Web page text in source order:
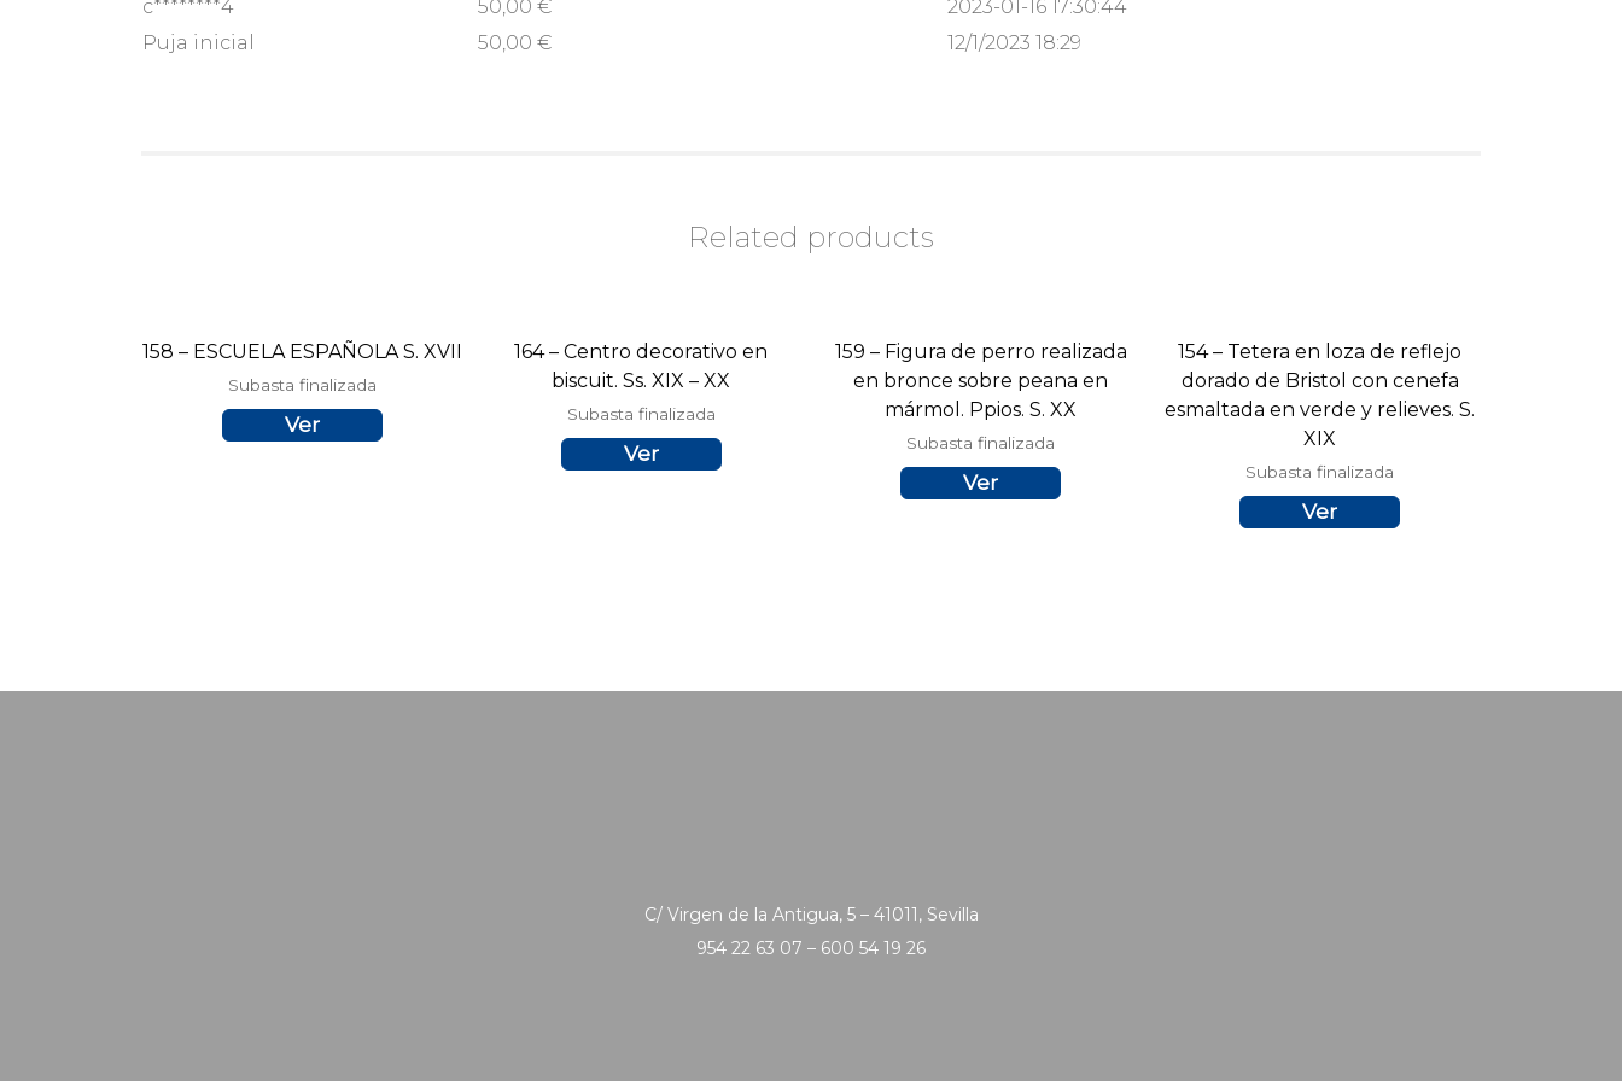
c********4
50,00 €
2023-01-16 17:30:44
Puja inicial
50,00 € 12/1/2023 18:29
Related products
158 – ESCUELA ESPAÑOLA S. XVII
Subasta finalizada
Ver
164 – Centro decorativo en
biscuit. Ss. XIX – XX
Subasta finalizada
Ver
159 – Figura de perro realizada
en bronce sobre peana en
mármol. Ppios. S. XX
Subasta finalizada
Ver
154 – Tetera en loza de reflejo
dorado de Bristol con cenefa
esmaltada en verde y relieves. S.
XIX
Subasta finalizada
Ver
C/ Virgen de la Antigua, 5 – 41011, Sevilla
954 22 63 07 – 600 54 19 26